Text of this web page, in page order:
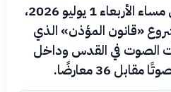
صادق الكنيست الإسرائيلي مساء الأربعاء 1 يوليو 2026،
«قانون المؤذن» الذي
الصوت في القدس وداخل